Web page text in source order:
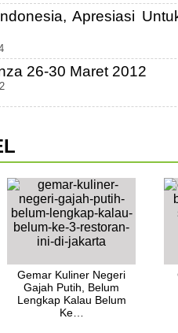
Apresiasi
26-30 Maret 2012
Gemar Kuliner Negeri
Gajah Putih, Belum
Lengkap Kalau Belum
Ke…